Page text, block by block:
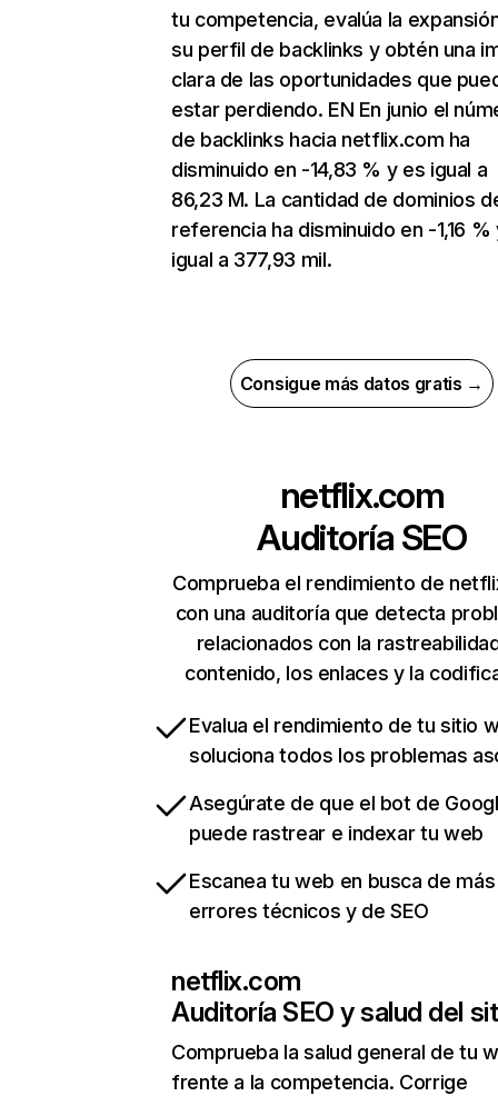
tu competencia, evalúa la
su perfil de backlinks y obtén una
clara de las oportunidades que
estar perdiendo. EN En junio el
de backlinks hacia netflix.com ha
disminuido en -14,83 % y es igual a
86,23 M. La cantidad de dominios
referencia ha disminuido en -1,16 %
igual a 377,93 mil.
Consigue más datos gratis →
netflix.com
Auditoría SEO
Comprueba el rendimiento de
con una auditoría que detecta
relacionados con la
contenido, los enlaces y la
Evalua el rendimiento de tu sitio
soluciona todos los problemas
Asegúrate de que el bot de
puede rastrear e indexar tu web
Escanea tu web en busca de
errores técnicos y de SEO
netflix.com
Auditoría SEO y salud del
Comprueba la salud general de tu
frente a la competencia. Corrige